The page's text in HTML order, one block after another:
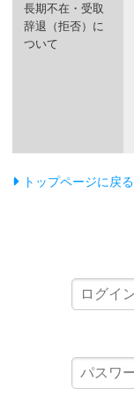
長期不在・受取
辞退（拒否）に
ついて
トップページに戻る